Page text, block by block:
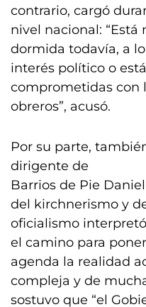
contrario, cargó
nivel nacional: “Está
dormida todavía, a
interés político o
comprometidas con
obreros”, acusó.
Por su parte,
dirigente de
Barrios de Pie
del kirchnerismo y
oficialismo
el camino para
agenda la realidad
compleja y de
sostuvo que “el